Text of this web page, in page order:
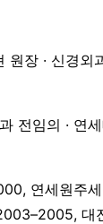
원장 · 신경외
전임의 · 연
연세원주
대